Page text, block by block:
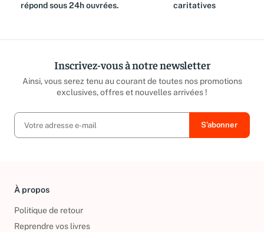
répond sous 24h ouvrées.
caritatives
Inscrivez-vous à notre newsletter
Ainsi, vous serez tenu au courant de toutes nos promotions
exclusives, offres et nouvelles arrivées !
À propos
Politique de retour
Reprendre vos livres